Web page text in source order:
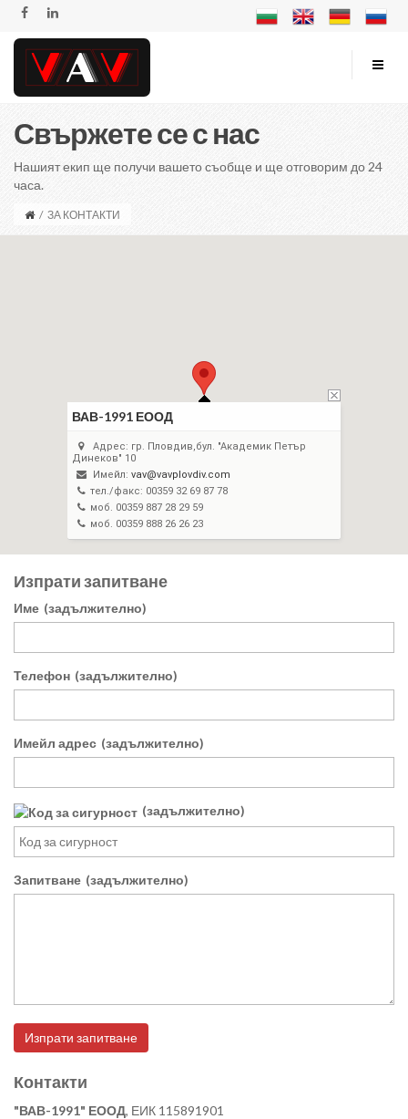
Свържете се с нас
Нашият екип ще получи вашето съобще и ще отговорим до 24
часа.
/ ЗА КОНТАКТИ
ВАВ-1991 ЕООД
Адрес: гр. Пловдив,бул. "Академик Петър
Динеков" 10
Имейл:vav@vavplovdiv.com
тел./факс: 00359 32 69 87 78
моб. 00359 887 28 29 59
моб. 00359 888 26 26 23
Изпрати запитване
Име (задължително)
Телефон (задължително)
Имейл адрес (задължително)
(задължително)
Запитване (задължително)
Контакти
"ВАВ-1991" ЕООД, ЕИК 115891901